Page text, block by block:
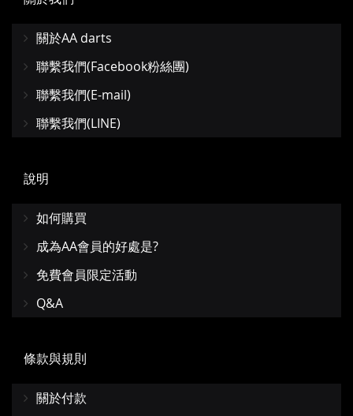
關於AA darts
聯繫我們(Facebook粉絲團)
聯繫我們(E-mail)
聯繫我們(LINE)
說明
如何購買
成為AA會員的好處是?
免費會員限定活動
Q&A
條款與規則
關於付款